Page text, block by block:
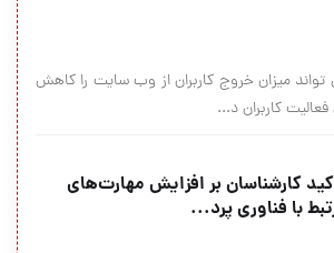
میزان خروج کاربران از وب سایت را کاهش
کاربران د...
کار‌شناسان بر افزایش مهارت‏‌های
با فناوری پرد...